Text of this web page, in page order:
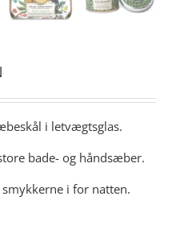
i letvægtsglas.
bade- og håndsæber.
i for natten.